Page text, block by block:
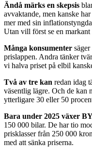
Ändå märks en skepsis
avvaktande, men kanske
mer med sin
Utan vill först se en markant
Många konsumenter
prislappen. Andra tänker
vi halva priset på elbil
Två av tre kan redan idag
väsentlig lägre. Och de kan
ytterligare 30 eller 50
Bara under 2025 växer
150 000 bilar. De har tio
prisklasser från 250 000
med att sänka priserna.